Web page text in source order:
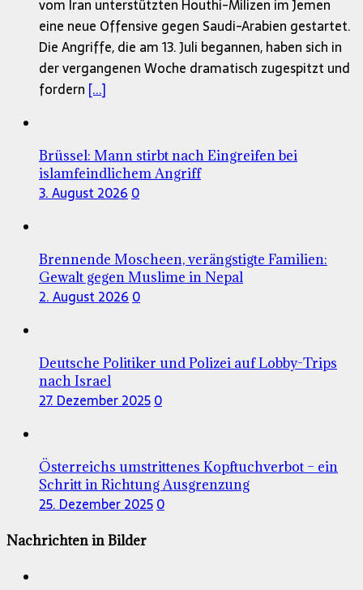
vom Iran unterstützten Houthi-Milizen im Jemen
eine neue Offensive gegen Saudi-Arabien gestartet.
Die Angriffe, die am 13. Juli begannen, haben sich in
der vergangenen Woche dramatisch zugespitzt und
fordern [...]
Brüssel: Mann stirbt nach Eingreifen bei
islamfeindlichem Angriff
3. August 2026 0
Brennende Moscheen, verängstigte Familien:
Gewalt gegen Muslime in Nepal
2. August 2026 0
Deutsche Politiker und Polizei auf Lobby-Trips
nach Israel
27. Dezember 20250
Österreichs umstrittenes Kopftuchverbot – ein
Schritt in Richtung Ausgrenzung
25. Dezember 20250
Nachrichten in Bilder